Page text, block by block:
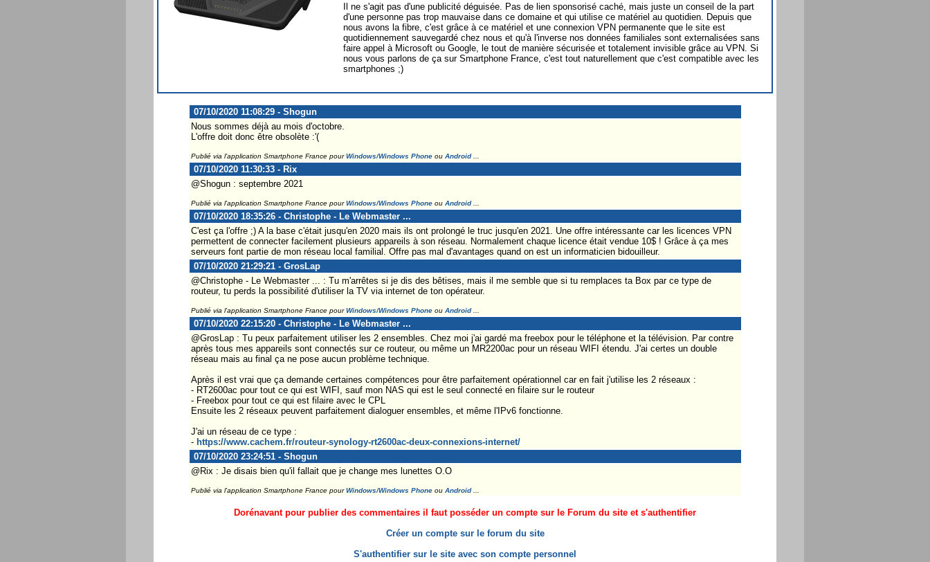
Il ne s'agit pas d'une publicité déguisée. Pas de lien sponsorisé caché, mais juste un conseil de la part
d'une personne pas trop mauvaise dans ce domaine et qui utilise ce matériel au quotidien. Depuis que
nous avons la fibre, c'est grâce à ce matériel et une connexion VPN permanente que le site est
quotidiennement sauvegardé chez nous et qu'à l'inverse nos données familiales sont externalisées sans
faire appel à Microsoft ou Google, le tout de manière sécurisée et totalement invisible grâce au VPN. Si
nous vous parlons de ça sur Smartphone France, c'est tout naturellement que c'est compatible avec les
smartphones ;)
07/10/2020 11:08:29 - Shogun
Nous sommes déjà au mois d'octobre.
L'offre doit donc être obsolète :'(
Publié via l'application Smartphone France pourWindows/Windows Phoneou Android...
07/10/2020 11:30:33 - Rix
@Shogun : septembre 2021
Publié via l'application Smartphone France pourWindows/Windows Phoneou Android...
07/10/2020 18:35:26 - Christophe - Le Webmaster ...
C'est ça l'offre ;) A la base c'était jusqu'en 2020 mais ils ont prolongé le truc jusqu'en 2021. Une offre intéressante car les licences VPN
permettent de connecter facilement plusieurs appareils à son réseau. Normalement chaque licence était vendue 10$ ! Grâce à ça mes
serveurs font partie de mon réseau local familial. Offre pas mal d'avantages quand on est un informaticien bidouilleur.
07/10/2020 21:29:21 - GrosLap
@Christophe - Le Webmaster ... : Tu m'arrêtes si je dis des bêtises, mais il me semble que si tu remplaces ta Box par ce type de
routeur, tu perds la possibilité d'utiliser la TV via internet de ton opérateur.
Publié via l'application Smartphone France pourWindows/Windows Phoneou Android...
07/10/2020 22:15:20 - Christophe - Le Webmaster ...
@GrosLap : Tu peux parfaitement utiliser les 2 ensembles. Chez moi j'ai gardé ma freebox pour le téléphone et la télévision. Par contre
après tous mes appareils sont connectés sur ce routeur, ou même un MR2200ac pour un réseau WIFI étendu. J'ai certes un double
réseau mais au final ça ne pose aucun problème technique.
Après il est vrai que ça demande certaines compétences pour être parfaitement opérationnel car en fait j'utilise les 2 réseaux :
- RT2600ac pour tout ce qui est WIFI, sauf mon NAS qui est le seul connecté en filaire sur le routeur
- Freebox pour tout ce qui est filaire avec le CPL
Ensuite les 2 réseaux peuvent parfaitement dialoguer ensembles, et même l'IPv6 fonctionne.
J'ai un réseau de ce type :
- https://www.cachem.fr/routeur-synology-rt2600ac-deux-connexions-internet/
07/10/2020 23:24:51 - Shogun
@Rix : Je disais bien qu'il fallait que je change mes lunettes O.O
Publié via l'application Smartphone France pourWindows/Windows Phoneou Android...
Dorénavant pour publier des commentaires il faut posséder un compte sur le Forum du site et s'authentifier
Créer un compte sur le forum du site
S'authentifier sur le site avec son compte personnel